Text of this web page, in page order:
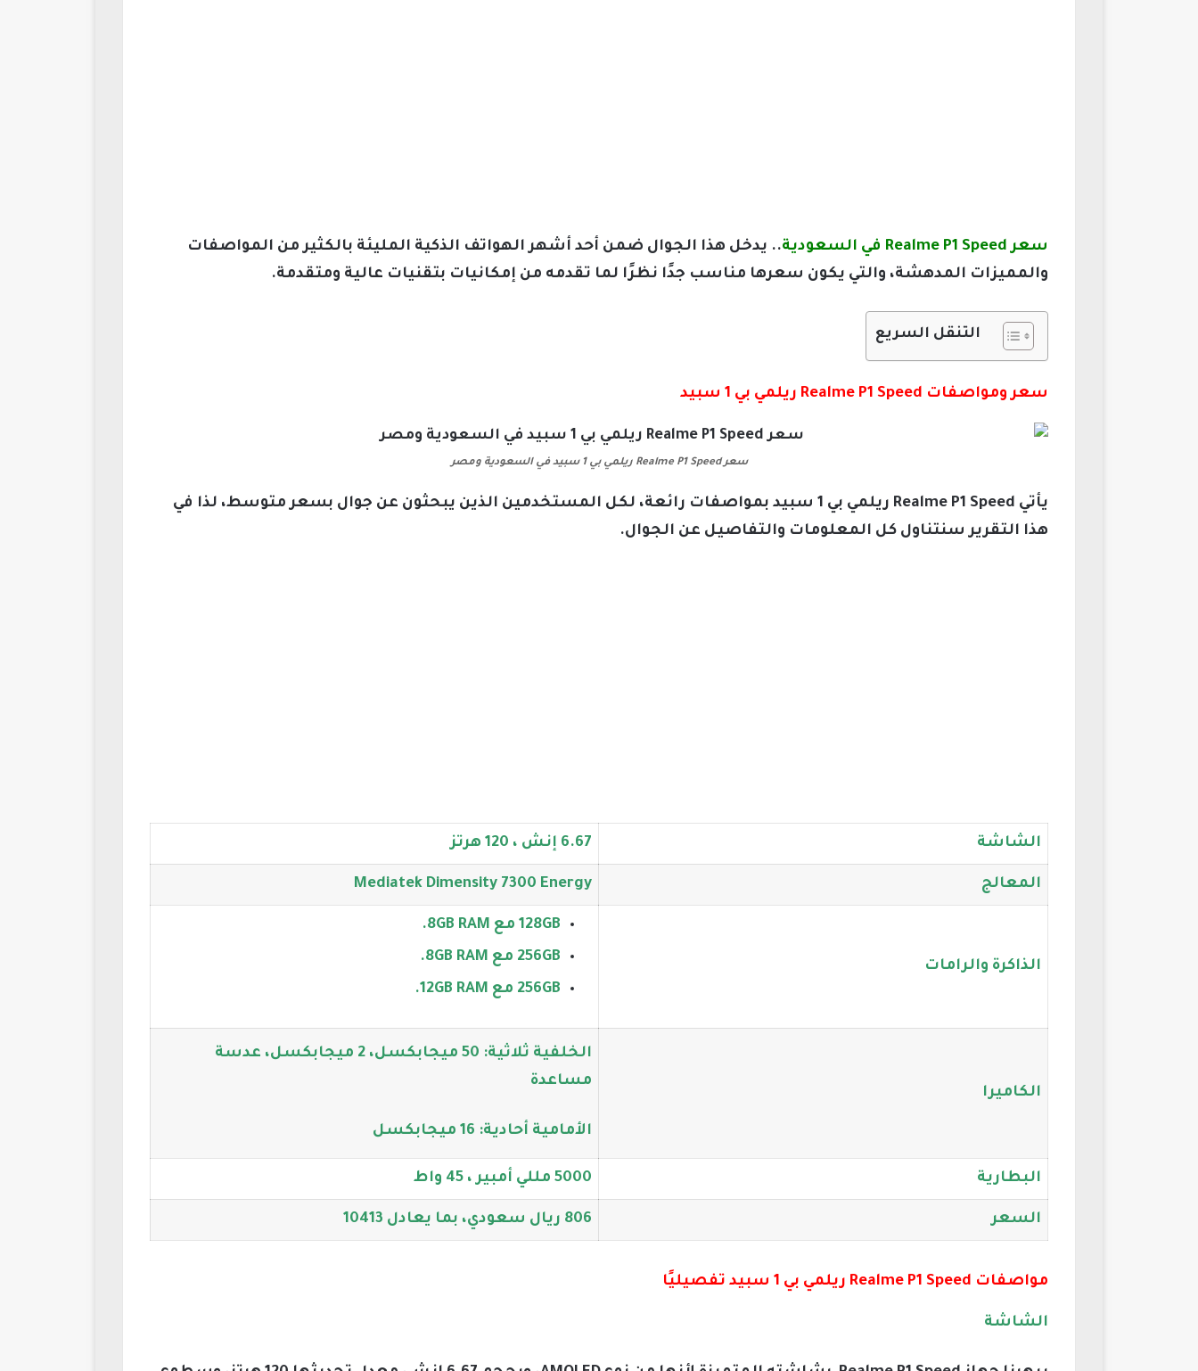
سعر Realme P1 Speed في السعودية
.. يدخل هذا الجوال ضمن أحد أشهر الهواتف الذكية المليئة بالكثير من المواصفات
والمميزات المدهشة، والتي يكون سعرها مناسب جدًا نظرًا لما تقدمه من إمكانيات بتقنيات عالية ومتقدمة.
التنقل السريع
سعر ومواصفات Realme P1 Speed ريلمي بي 1 سبيد
سعر Realme P1 Speed ريلمي بي 1 سبيد في السعودية ومصر
يأتي Realme P1 Speed ريلمي بي 1 سبيد بمواصفات رائعة، لكل المستخدمين الذين يبحثون عن جوال بسعر متوسط، لذا في
هذا التقرير سنتناول كل المعلومات والتفاصيل عن الجوال.
الشاشة 6.67 إنش ، 120 هرتز
المعالج Mediatek Dimensity 7300 Energy
الذاكرة والرامات
128GB مع 8GB RAM.
256GB مع 8GB RAM.
256GB مع 12GB RAM.
الكاميرا
الخلفية ثلاثية: 50 ميجابكسل، 2 ميجابكسل، عدسة
مساعدة
الأمامية أحادية: 16 ميجابكسل
البطارية 5000 مللي أمبير ، 45 واط
السعر 806 ريال سعودي، بما يعادل 10413
مواصفات Realme P1 Speed ريلمي بي 1 سبيد تفصيليًا
الشاشة